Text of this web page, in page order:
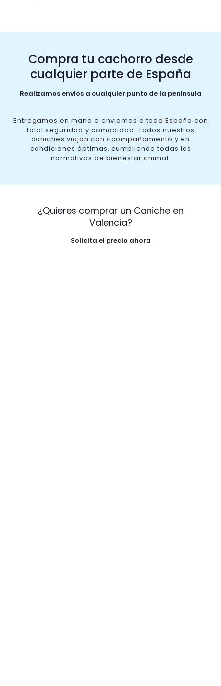
Compra tu cachorro desde
cualquier parte de España
Realizamos envíos a cualquier punto de la península
Entregamos en mano o enviamos a toda España con
total seguridad y comodidad. Todos nuestros
caniches viajan con acompañamiento y en
condiciones óptimas, cumpliendo todas las
normativas de bienestar animal.
¿Quieres comprar un Caniche en
Valencia?
Solicita el precio ahora